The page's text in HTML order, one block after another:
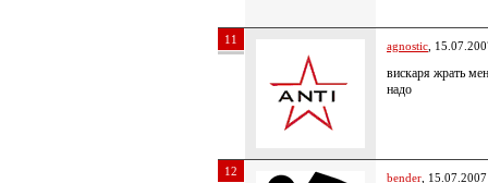
11 agnostic ,
вискаря жрать
надо
12 bender ,